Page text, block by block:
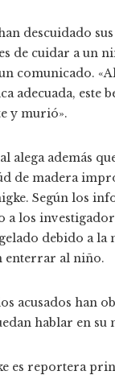
descuidado sus
de cuidar a un
comunicado.
adecuada, este
y murió».
alega además
de madera
Según los
a los
debido a la
enterrar al niño.
acusados ​​han
hablar en su
es reportera